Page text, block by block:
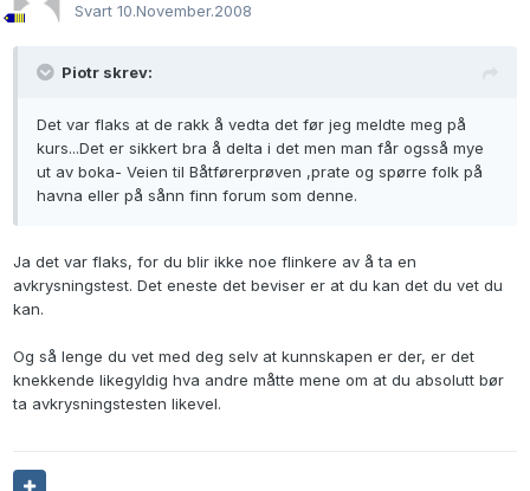
Svart 10.November.2008
Piotr skrev:
Det var flaks at de rakk å vedta det før jeg meldte meg på
kurs...Det er sikkert bra å delta i det men man får ogsså mye
ut av boka- Veien til Båtførerprøven ,prate og spørre folk på
havna eller på sånn finn forum som denne.
Ja det var flaks, for du blir ikke noe flinkere av å ta en
avkrysningstest. Det eneste det beviser er at du kan det du vet du
kan.
Og så lenge du vet med deg selv at kunnskapen er der, er det
knekkende likegyldig hva andre måtte mene om at du absolutt bør
ta avkrysningstesten likevel.